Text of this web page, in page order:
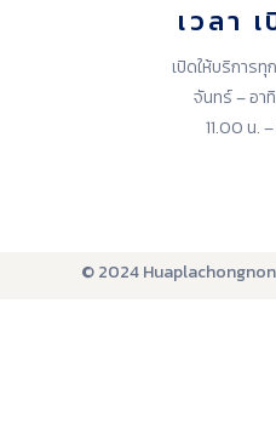
เวลา
เปิดให้บริการทุ
จันทร์ – อา
11.00 น.
© 2024